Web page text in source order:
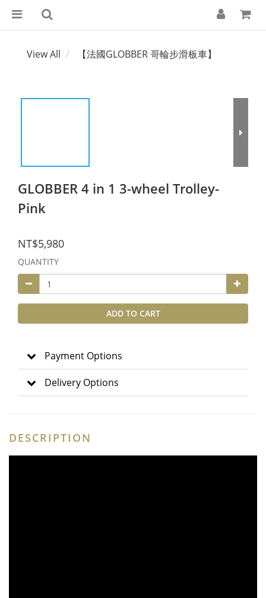
View All 【法國GLOBBER 哥輪步滑板車】
GLOBBER 4 in 1 3-wheel Trolley-
Pink
NT$5,980
QUANTITY
ADD TO CART
Payment Options
Delivery Options
DESCRIPTION